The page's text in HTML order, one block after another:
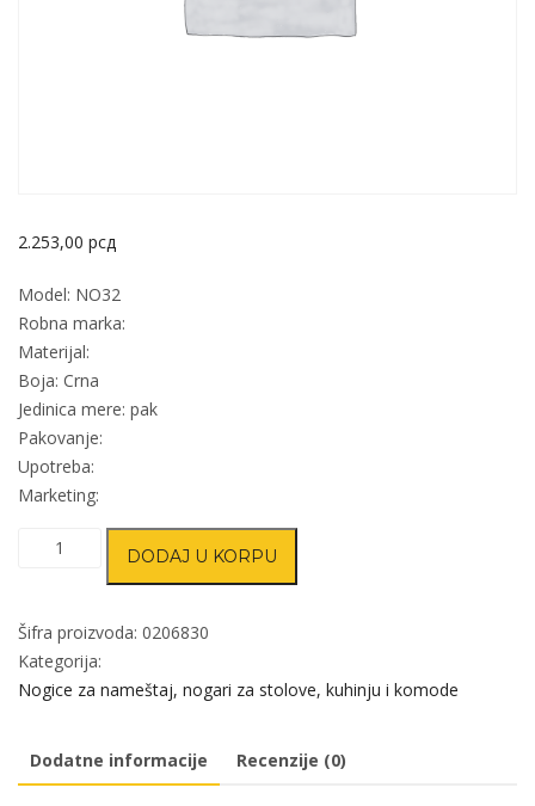
2.253,00 рсд
Model: NO32
Robna marka:
Materijal:
Boja: Crna
Jedinica mere: pak
Pakovanje:
Upotreba:
Marketing:
Nogica
nameštaj
NO32
Crna
DODAJ U KORPU
Šifra proizvoda: 0206830
Kategorija:
Nogice za nameštaj, nogari za stolove, kuhinju i komode
Dodatne informacije Recenzije (0)